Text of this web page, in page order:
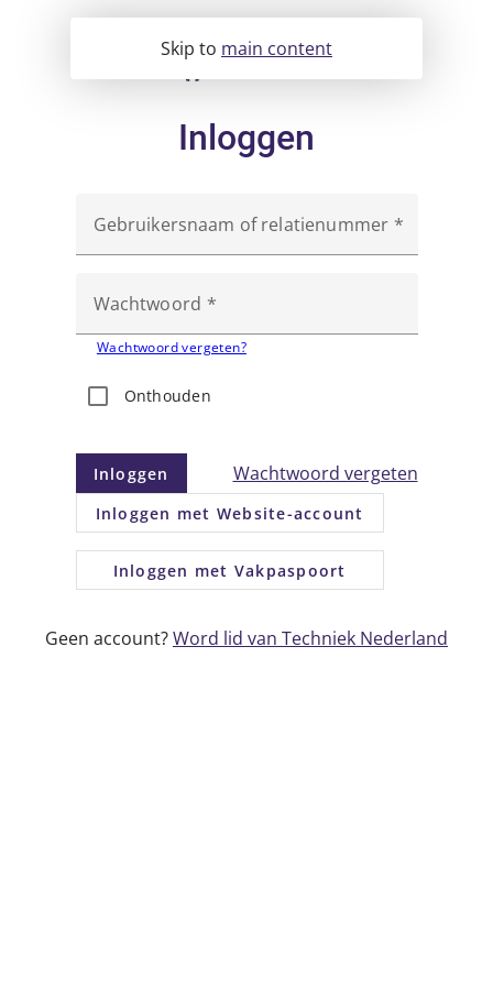
Skip to main content
Inloggen
Gebruikersnaam of relatienummer
Wachtwoord
Wachtwoord vergeten?
Onthouden
Inloggen Wachtwoord vergeten
Inloggen met Website-account
Inloggen met Vakpaspoort
Geen account?Word lid van Techniek Nederland